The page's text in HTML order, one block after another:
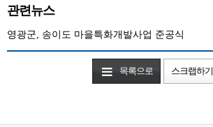
관련뉴스
영광군, 송이도 마을특화개발사업 준공식
목록으로 스크랩하기